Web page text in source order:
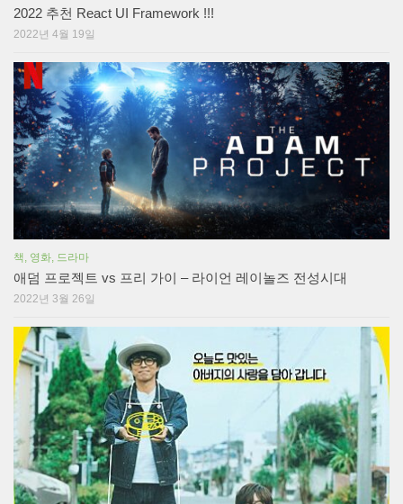
2022 추천 React UI Framework !!!
2022년 4월 19일
책, 영화, 드라마
애덤 프로젝트 vs 프리 가이 – 라이언 레이놀즈 전성시대
2022년 3월 26일